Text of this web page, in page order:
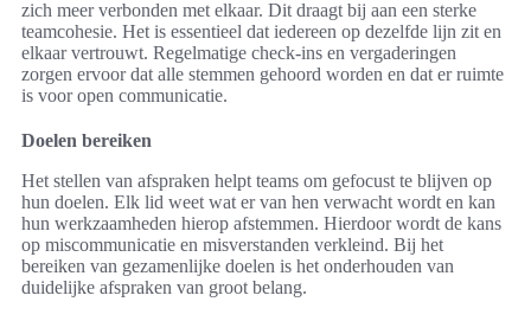
zich meer verbonden met elkaar. Dit draagt bij aan een sterke
teamcohesie. Het is essentieel dat iedereen op dezelfde lijn zit en
elkaar vertrouwt. Regelmatige check-ins en vergaderingen
zorgen ervoor dat alle stemmen gehoord worden en dat er ruimte
is voor open communicatie.
Doelen bereiken
Het stellen van afspraken helpt teams om gefocust te blijven op
hun doelen. Elk lid weet wat er van hen verwacht wordt en kan
hun werkzaamheden hierop afstemmen. Hierdoor wordt de kans
op miscommunicatie en misverstanden verkleind. Bij het
bereiken van gezamenlijke doelen is het onderhouden van
duidelijke afspraken van groot belang.